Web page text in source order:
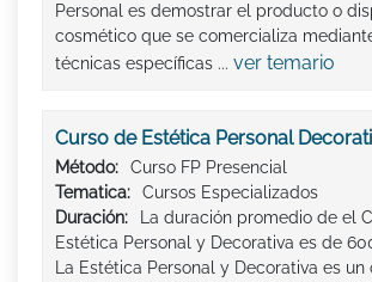
Personal es demostrar el producto o
cosmético que se comercializa
técnicas específicas ... ver temario
Curso de Estética Personal
Método:
Curso FP Presencial
Tematica:
Cursos Especializados
Duración:
La duración promedio de el
Estética Personal y Decorativa es de
La Estética Personal y Decorativa es